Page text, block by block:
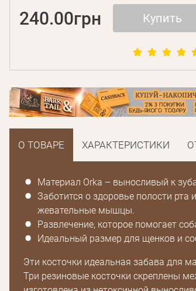
240.00грн Купить
О ТОВАРЕ ХАРАКТЕРИСТИКИ
Материал Orka – выносливый к
Заботится о здоровье полости рта
жевательные мышцы.
Развлечение, которое помогает
Идеальный размер для щенков и
Эти косточки идеальная забава для
Три резиновые косточки скреплены